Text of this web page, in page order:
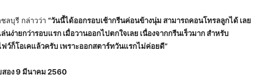
ลบุรี กล่าวว่า “วันนี้ได้ออกรอบเช้ากรีนค่อนข้างนุ่ม สามารถคอนโทรลลูกได้ เลย
ง่ายกว่ารอบแรก เมื่อวานออกไปตกใจเลย เนื่องจากกรีนเร็วมาก สำหรับ
ว์ก็โอเคแล้วครับ เพราะออกสตาร์ทวันแรกไม่ค่อยดี”
อง 9 มีนาคม 2560